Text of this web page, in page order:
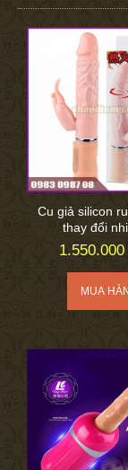
Cu giả silicon
thay đổi